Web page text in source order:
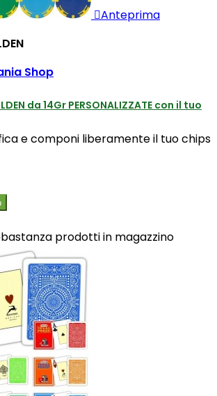
Anteprima
Shop
da 14Gr PERSONALIZZATE con il tuo
e componi liberamente il tuo chips
prodotti in magazzino